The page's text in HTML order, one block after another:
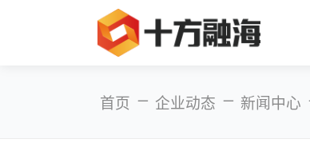
首页 — 企业动态 — 新闻中心